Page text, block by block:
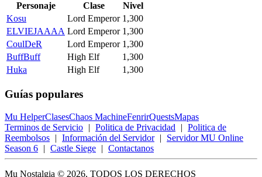
Personaje Clase
Nivel
Kosu
Lord Emperor 1,300
ELVIEJAAAA Lord Emperor 1,300
CoulDeR
Lord Emperor 1,300
BuffBuff
High Elf
1,300
Huka
High Elf 1,300
Guías populares
Mu HelperClasesChaos MachineFenrirQuestsMapas
Terminos de Servicio | Politica de Privacidad | Politica de
Reembolsos | Información del Servidor |
Servidor MU Online
Season 6 | Castle Siege | Contactanos
Mu Nostalgia © 2026, TODOS LOS DERECHOS